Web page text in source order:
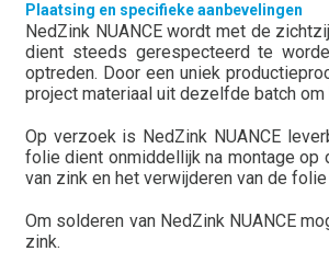
Plaatsing en specifieke aanbevelingen
NedZink NUANCE wordt met de
dient steeds gerespecteerd te
optreden. Door een uniek
project materiaal uit dezelfde batch
Op verzoek is NedZink NUANCE
folie dient onmiddellijk na montage op
van zink en het verwijderen van de
Om solderen van NedZink NUANCE
zink.